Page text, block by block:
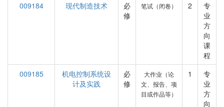
009184
现代制造技术
必
修
笔试（闭卷） 2
专
业
方
向
课
程
009185
机电控制系统设
计及实践
必
修
大作业（论
文、报告、项
目或作品等）
1
专
业
方
向